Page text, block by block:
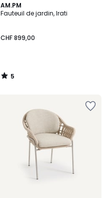
AM.PM
Fauteuil de jardin, Irati
CHF 899,00
5
/
5
/